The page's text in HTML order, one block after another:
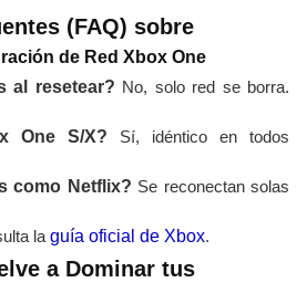
(FAQ) sobre
de Red Xbox One
al resetear? No, solo red se borra.
One S/X? Sí, idéntico en todos
como Netflix? Se reconectan solas
la guía oficial de Xbox.
a Dominar tus